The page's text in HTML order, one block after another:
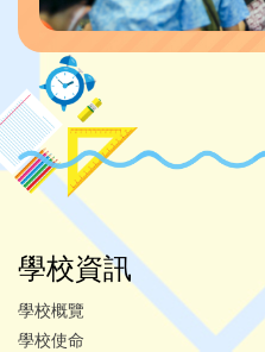
學校資訊
學校概覽
學校使命